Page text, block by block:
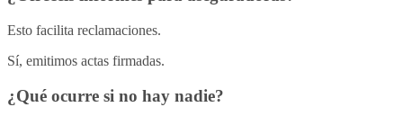
Esto facilita reclamaciones.
Sí, emitimos actas firmadas.
¿Qué ocurre si no hay nadie?